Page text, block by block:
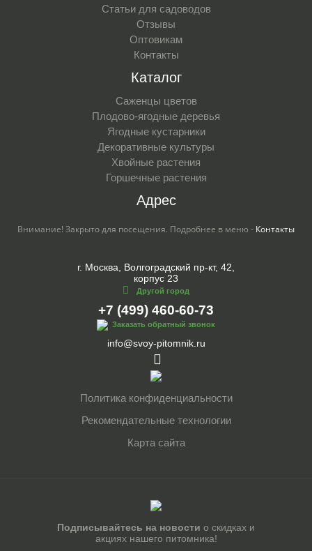
Статьи для садоводов
Отзывы
Оптовикам
Контакты
Каталог
Саженцы цветов
Плодово-ягодные деревья
Ягодные кустарники
Декоративные культуры
Хвойные растения
Горшечные растения
Адрес
Внимание! Закрыто для посещения. Подробнее в меню - Контакты
г. Москва, Волгоградский пр-кт, 42,
корпус 23
Другой город
+7 (499) 460-60-73
Заказать обратный звонок
info@svoy-pitomnik.ru
Политика конфиденциальности
Рекомендательные технологии
Карта сайта
Подписывайтесь на новости о скидках и
акциях нашего питомника!